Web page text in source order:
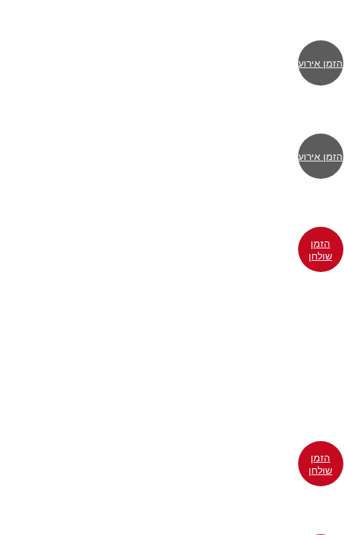
הזמן אירוע
הזמן אירוע
הזמן
שולחן
הזמן
שולחן